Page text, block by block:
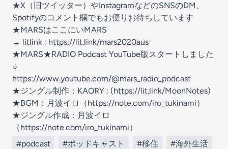
★X（旧ツイッター）やInstagramなどのSNSのDM、
Spotifyのコメント欄でもお便りお待ちしています
★MARSはここにいMARS
→ litlink : https://lit.link/mars2020aus
★MARS★RADIO Podcast YouTube版スタートしました
↓
https://www.youtube.com/@mars_radio_podcast
★ジングル制作：KAORY : (https://lit.link/MoonNotes)
★BGM：月波イロ（https://note.com/iro_tukinami）
★ジングル作成：月波イロ
（https://note.com/iro_tukinami）
#podcast
#ポッドキャスト #移住 #海外生活